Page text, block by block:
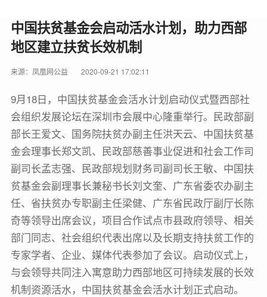
中国扶贫基金会启动活水计划，助力西部
地区建立扶贫长效机制
来源：凤凰网公益 2020-09-21 17:02:11
9月18日，中国扶贫基金会活水计划启动仪式暨西部社
会组织发展论坛在深圳市会展中心隆重举行。民政部副
部长王爱文、国务院扶贫办副主任洪天云、中国扶贫基
金会理事长郑文凯、民政部慈善事业促进和社会工作司
副司长孟志强、民政部规划财务司副司长王敏、中国扶
贫基金会副理事长兼秘书长刘文奎、广东省委农办副主
任、省扶贫办专职副主任梁健、广东省民政厅副厅长陈
奇等领导出席会议，项目合作试点市县政府领导、相关
部门同志、社会组织代表出席以及长期支持扶贫工作的
专家学者、企业、媒体代表参加了会议。启动仪式上，
与会领导共同注入寓意助力西部地区可持续发展的长效
机制资源活水，中国扶贫基金会活水计划正式启动。